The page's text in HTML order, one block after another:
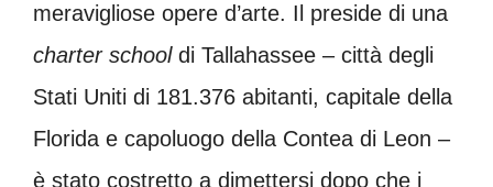
meravigliose opere d’arte. Il preside di una
charter schooldi Tallahassee – città degli
Stati Uniti di 181.376 abitanti, capitale della
Florida e capoluogo della Contea di Leon –
è stato costretto a dimettersi dopo che i